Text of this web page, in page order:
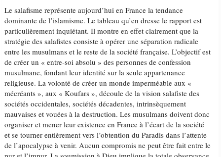
Le salafisme représente aujourd’hui en France la tendance
dominante de l’islamisme. Le tableau qu’en dresse le rapport est
particulièrement inquiétant. Il montre en effet clairement que la
stratégie des salafistes consiste à opérer une séparation radicale
entre les musulmans et le reste de la société française. L’objectif est
de créer un « entre-soi absolu » des personnes de confession
musulmane, fondant leur identité sur la seule appartenance
religieuse. La volonté de créer un monde imperméable aux «
mécréants », aux « Koufars », découle de la vision salafiste des
sociétés occidentales, sociétés décadentes, intrinsèquement
mauvaises et vouées à la destruction. Les musulmans doivent donc
organiser et mener leur existence en France à l’écart de la société
et se tourner entièrement vers l’obtention du Paradis dans l’attente
de l’apocalypse à venir. Aucun compromis ne peut être fait entre le